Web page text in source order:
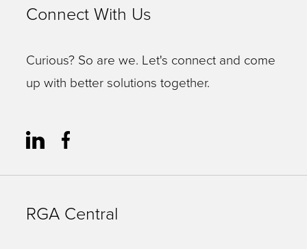
Connect With Us
Curious? So are we. Let's connect and come
up with better solutions together.
RGA Central